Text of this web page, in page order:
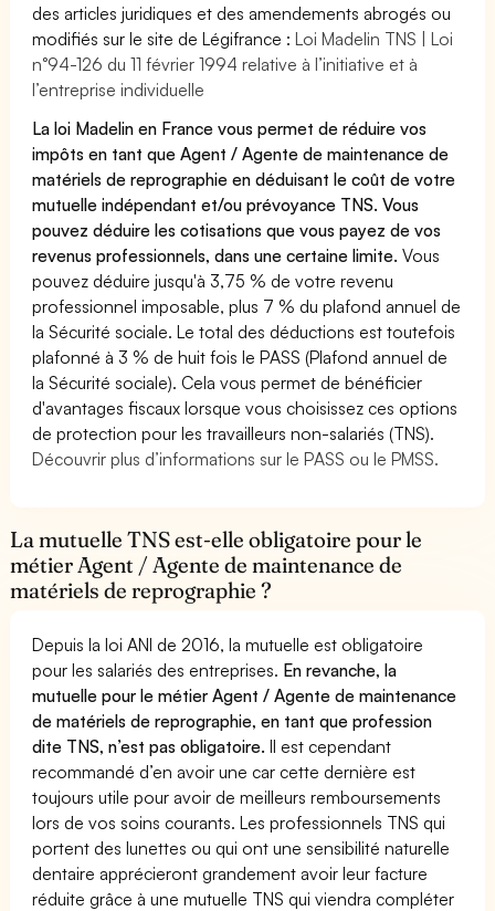
des articles juridiques et des amendements abrogés ou
modifiés sur le site de Légifrance :Loi Madelin TNS | Loi
n°94-126 du 11 février 1994 relative à l’initiative et à
l’entreprise individuelle
La loi Madelin en France vous permet de réduire vos
impôts en tant que Agent / Agente de maintenance de
matériels de reprographie en déduisant le coût de votre
mutuelle indépendant et/ou prévoyance TNS. Vous
pouvez déduire les cotisations que vous payez de vos
revenus professionnels, dans une certaine limite.Vous
pouvez déduire jusqu'à 3,75 % de votre revenu
professionnel imposable, plus 7 % du plafond annuel de
la Sécurité sociale. Le total des déductions est toutefois
plafonné à 3 % de huit fois le PASS (Plafond annuel de
la Sécurité sociale). Cela vous permet de bénéficier
d'avantages fiscaux lorsque vous choisissez ces options
de protection pour les travailleurs non-salariés (TNS).
Découvrir plus d’informations sur le PASS ou le PMSS.
La mutuelle TNS est-elle obligatoire pour le
métier Agent / Agente de maintenance de
matériels de reprographie ?
Depuis la loi ANI de 2016, la mutuelle est obligatoire
pour les salariés des entreprises. En revanche, la
mutuelle pour le métier Agent / Agente de maintenance
de matériels de reprographie, en tant que profession
dite TNS, n’est pas obligatoire.Il est cependant
recommandé d’en avoir une car cette dernière est
toujours utile pour avoir de meilleurs remboursements
lors de vos soins courants. Les professionnels TNS qui
portent des lunettes ou qui ont une sensibilité naturelle
dentaire apprécieront grandement avoir leur facture
réduite grâce à une mutuelle TNS qui viendra compléter